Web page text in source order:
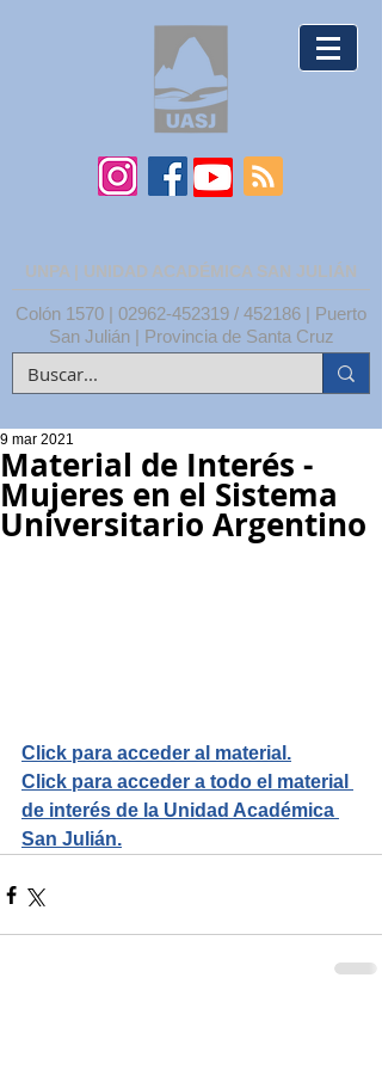
UNPA | UNIDAD ACADÉMICA SAN JULIÁN
Colón 1570 | 02962-452319 / 452186 | Puerto
San Julián | Provincia de Santa Cruz
Material de Interés -
Mujeres en el Sistema
Universitario Argentino
9 mar 2021
Click para acceder al material.
Click para acceder a todo el material
de interés de la Unidad Académica
San Julián.